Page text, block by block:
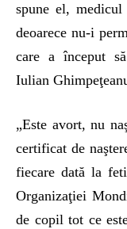
spune el,
deoarece nu-i
care a început
Iulian
„Este avort, nu
certificat de
fiecare dată la
Organizaţiei
de copil tot ce